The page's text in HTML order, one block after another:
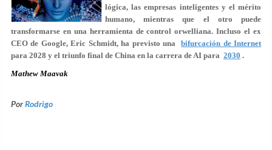
lógica, las empresas inteligentes y el mérito
humano, mientras que el otro puede
transformarse en una herramienta de control orwelliana. Incluso el ex
CEO de Google, Eric Schmidt, ha previsto unabifurcación de Internet
para 2028 y el triunfo final de China en la carrera de AI para 2030 .
Mathew Maavak
PorRodrigo